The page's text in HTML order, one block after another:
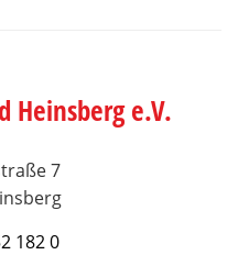
Heinsberg e.V.
7
182 0